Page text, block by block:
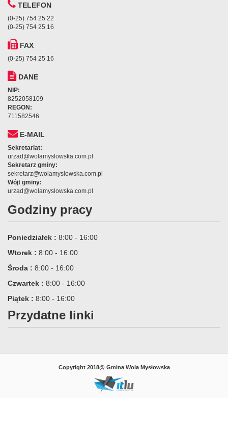
TELEFON
(0-25) 754 25 22
(0-25) 754 25 16
FAX
(0-25) 754 25 16
DANE
NIP:
8252058109
REGON:
711582546
E-MAIL
Sekretariat:
urzad@wolamyslowska.com.pl
Sekretarz gminy:
sekretarz@wolamyslowska.com.pl
Wójt gminy:
urzad@wolamyslowska.com.pl
Godziny pracy
Poniedziałek : 8:00 - 16:00
Wtorek : 8:00 - 16:00
Środa : 8:00 - 16:00
Czwartek : 8:00 - 16:00
Piątek : 8:00 - 16:00
Przydatne linki
Copyright 2018@ Gmina Wola Mysłowska